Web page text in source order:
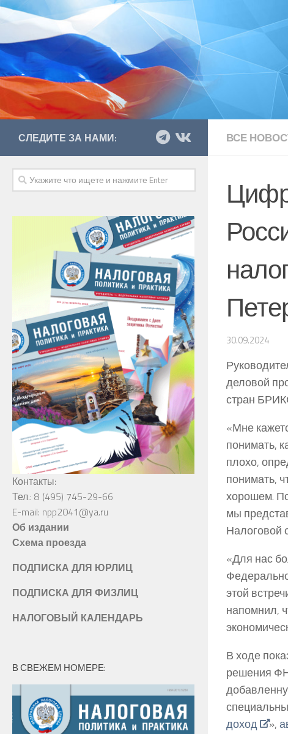
ВСЕ
30.09.2024
деловой
стран
«Мне
понимать,
плохо,
понимать,
хорошем.
мы
Налоговой
«Для нас
этой
напомнил,
В ходе
решения
доход
»,
СЛЕДИТЕ ЗА НАМИ:
Контакты:
Тел.: 8 (495) 745-29-66
E-mail: npp2041@ya.ru
Об издании
Схема проезда
ПОДПИСКА ДЛЯ ЮРЛИЦ
ПОДПИСКА ДЛЯ ФИЗЛИЦ
НАЛОГОВЫЙ КАЛЕНДАРЬ
В СВЕЖЕМ НОМЕРЕ: